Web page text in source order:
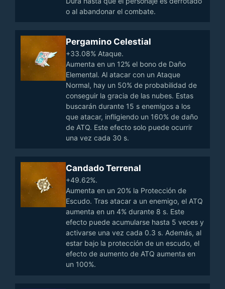
o al abandonar el combate.
Pergamino Celestial
+33.08% Ataque.
Aumenta en un 12% el bono de Daño
Elemental. Al atacar con un Ataque
Normal, hay un 50% de probabilidad de
conseguir la gracia de las nubes. Estas
buscarán durante 15 s enemigos a los
que atacar, infligiendo un 160% de daño
de ATQ. Este efecto solo puede ocurrir
una vez cada 30 s.
Candado Terrenal
+49.62%.
Aumenta en un 20% la Protección de
Escudo. Tras atacar a un enemigo, el ATQ
aumenta en un 4% durante 8 s. Este
efecto puede acumularse hasta 5 veces y
activarse una vez cada 0.3 s. Además, al
estar bajo la protección de un escudo, el
efecto de aumento de ATQ aumenta en
un 100%.